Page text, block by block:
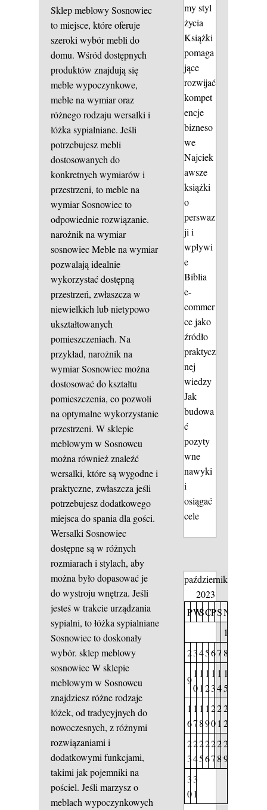
Sklep meblowy Sosnowiec
to miejsce, które oferuje
szeroki wybór mebli do
domu. Wśród dostępnych
produktów znajdują się
meble wypoczynkowe,
meble na wymiar oraz
różnego rodzaju wersalki i
łóżka sypialniane. Jeśli
potrzebujesz mebli
dostosowanych do
konkretnych wymiarów i
przestrzeni, to meble na
wymiar Sosnowiec to
odpowiednie rozwiązanie.
narożnik na wymiar
sosnowiecMeble na wymiar
pozwalają idealnie
wykorzystać dostępną
przestrzeń, zwłaszcza w
niewielkich lub nietypowo
ukształtowanych
pomieszczeniach. Na
przykład, narożnik na
wymiar Sosnowiec można
dostosować do kształtu
pomieszczenia, co pozwoli
na optymalne wykorzystanie
przestrzeni. W sklepie
meblowym w Sosnowcu
można również znaleźć
wersalki, które są wygodne i
praktyczne, zwłaszcza jeśli
potrzebujesz dodatkowego
miejsca do spania dla gości.
Wersalki Sosnowiec
dostępne są w różnych
rozmiarach i stylach, aby
można było dopasować je
do wystroju wnętrza. Jeśli
jesteś w trakcie urządzania
sypialni, to łóżka sypialniane
Sosnowiec to doskonały
wybór. sklep meblowy
sosnowiecW sklepie
meblowym w Sosnowcu
znajdziesz różne rodzaje
łóżek, od tradycyjnych do
nowoczesnych, z różnymi
rozwiązaniami i
dodatkowymi funkcjami,
takimi jak pojemniki na
pościel. Jeśli marzysz o
meblach wypoczynkowych
my styl
życia
Książki
pomaga
jące
rozwijać
kompet
encje
bizneso
we
Najciek
awsze
książki
o
perswaz
ji i
wpływi
e
Biblia
e-
commer
ce jako
źródło
praktycz
nej
wiedzy
Jak
budowa
ć
pozyty
wne
nawyki
i
osiągać
cele
październik
2023
PWŚCPSN
1
234567 8
9
1
0
1
1
1
2
1
3
1
4
1
5
1
6
1
7
1
8
1
9
2
0
2
1
2
2
2
3
2
4
2
5
2
6
2
7
2
8
2
9
3
0
3
1